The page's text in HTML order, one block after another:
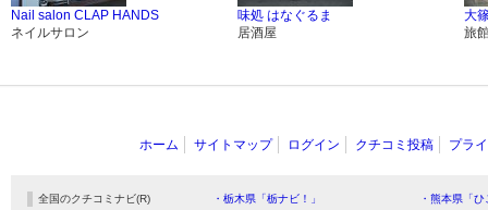
Nail salon CLAP HANDS
ネイルサロン
味処 はなぐるま
居酒屋
大
旅
ホーム サイトマップ ログイン クチコミ投稿 プラ
全国のクチコミナビ(R) ・栃木県「栃ナビ！」 ・熊本県「